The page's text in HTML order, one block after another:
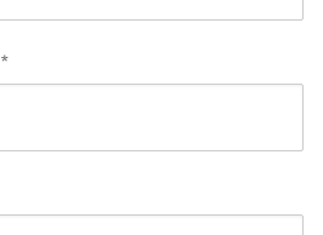
*